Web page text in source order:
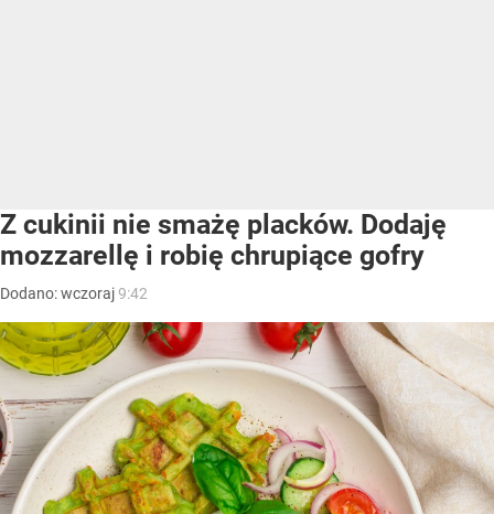
Z cukinii nie smażę placków. Dodaję
mozzarellę i robię chrupiące gofry
Dodano:wczoraj9:42